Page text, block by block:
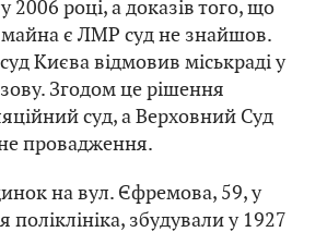
2006 році, а доказів того, що
є ЛМР суд не знайшов.
Києва відмовив міськраді у
Згодом це рішення
суд, а Верховний Суд
провадження.
на вул. Єфремова, 59, у
поліклініка, збудували у 1927